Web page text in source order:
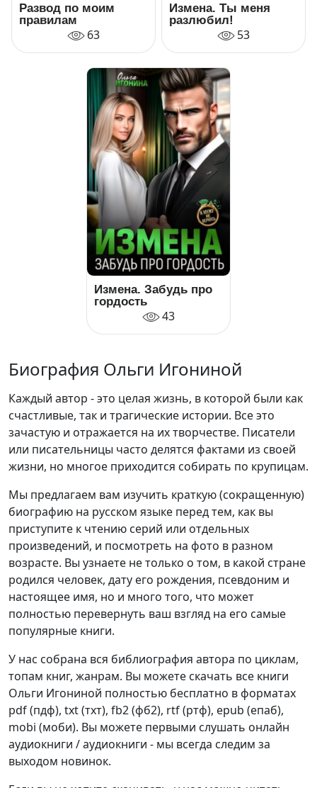
Развод по моим
правилам
63
Измена. Ты меня
разлюбил!
53
Измена. Забудь про
гордость
43
Биография Ольги Игониной
Каждый автор - это целая жизнь, в которой были как
счастливые, так и трагические истории. Все это
зачастую и отражается на их творчестве. Писатели
или писательницы часто делятся фактами из своей
жизни, но многое приходится собирать по крупицам.
Мы предлагаем вам изучить краткую (сокращенную)
биографию на русском языке перед тем, как вы
приступите к чтению серий или отдельных
произведений, и посмотреть на фото в разном
возрасте. Вы узнаете не только о том, в какой стране
родился человек, дату его рождения, псевдоним и
настоящее имя, но и много того, что может
полностью перевернуть ваш взгляд на его самые
популярные книги.
У нас собрана вся библиография автора по циклам,
топам книг, жанрам. Вы можете скачать все книги
Ольги Игониной полностью бесплатно в форматах
pdf (пдф), txt (тхт), fb2 (фб2), rtf (ртф), epub (епаб),
mobi (моби). Вы можете первыми слушать онлайн
аудиокниги / аудиокниги - мы всегда следим за
выходом новинок.